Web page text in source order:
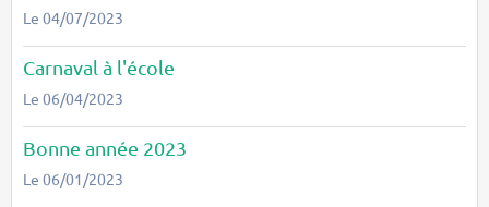
Le 04/07/2023
Carnaval à l'école
Le 06/04/2023
Bonne année 2023
Le 06/01/2023